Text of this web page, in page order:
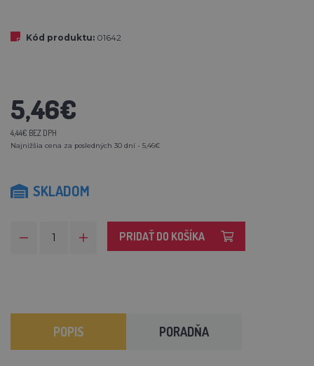
Kód produktu: 01642
5,46€
4,44€ BEZ DPH
Najnižšia cena za posledných 30 dní - 5,46€
SKLADOM
PRIDAŤ DO KOŠÍKA
POPIS PORADŇA